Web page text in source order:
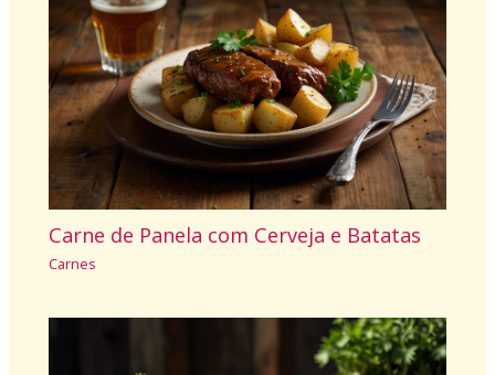
Carne de Panela com Cerveja e Batatas
Carnes